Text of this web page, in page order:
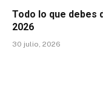
Todo lo que debes
2026
30 julio, 2026